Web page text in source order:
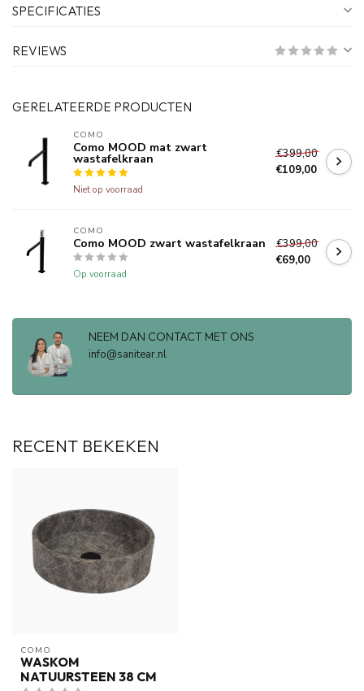
SPECIFICATIES
REVIEWS
GERELATEERDE PRODUCTEN
COMO
Como MOOD mat zwart
wastafelkraan
Niet op voorraad
€399,00
€109,00
COMO
Como MOOD zwart wastafelkraan
Op voorraad
€399,00
€69,00
NEEM DAN CONTACT MET ONS
info@sanitear.nl
RECENT BEKEKEN
COMO
WASKOM
NATUURSTEEN 38 CM